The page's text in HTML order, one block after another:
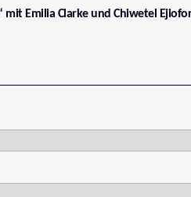
mit Emilia Clarke und Chiwetel